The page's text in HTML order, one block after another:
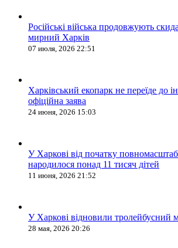
Російські війська продовжують
мирний Харків
07 июля, 2026 22:51
Харківський екопарк не переїде до
офіційна заява
24 июня, 2026 15:03
У Харкові від початку
народилося понад 11 тисяч дітей
11 июня, 2026 21:52
У Харкові відновили тролейбусний
28 мая, 2026 20:26